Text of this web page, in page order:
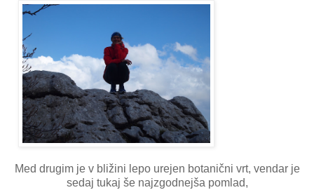
Med drugim je v bližini lepo urejen botanični vrt, vendar je
sedaj tukaj še najzgodnejša pomlad,